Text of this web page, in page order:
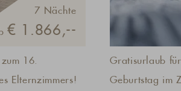
7 Nächte
€ 1.866,--
16.
Elternzimmers!
Gratisurlaub
Geburtstag im